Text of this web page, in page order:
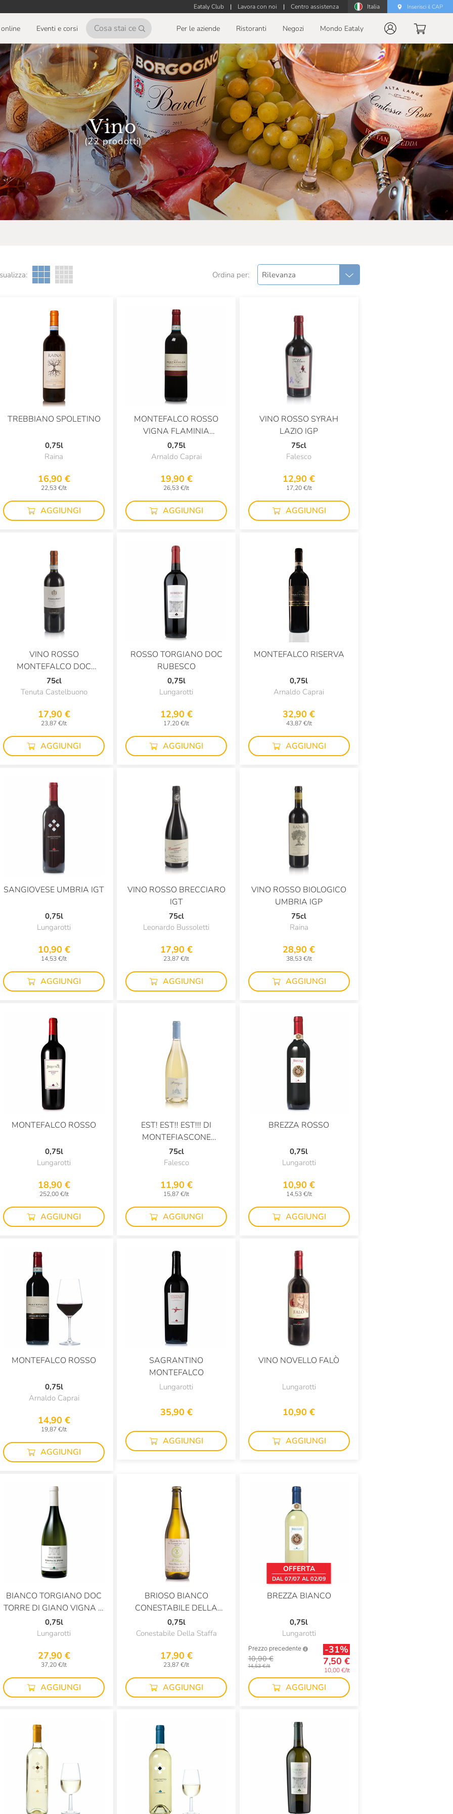
Eataly Club | Lavora con noi | Centro assistenza Italia Inserisci il CAP
Eventi e corsi Per le aziende Ristoranti Negozi Mondo Eataly
Vino
(22 prodotti)
Ordina per: Rilevanza
TREBBIANO SPOLETINO
0,75l
Raina
16,90 €
22,53 €/lt
AGGIUNGI
MONTEFALCO ROSSO
VIGNA FLAMINIA
MAREMMANA
0,75l
Arnaldo Caprai
19,90 €
26,53 €/lt
AGGIUNGI
VINO ROSSO SYRAH
LAZIO IGP
75cl
Falesco
12,90 €
17,20 €/lt
AGGIUNGI
VINO ROSSO
MONTEFALCO DOC
BIOLOGICO
75cl
Tenuta Castelbuono
17,90 €
23,87 €/lt
AGGIUNGI
ROSSO TORGIANO DOC
RUBESCO
0,75l
Lungarotti
12,90 €
17,20 €/lt
AGGIUNGI
MONTEFALCO RISERVA
0,75l
Arnaldo Caprai
32,90 €
43,87 €/lt
AGGIUNGI
SANGIOVESE UMBRIA IGT
0,75l
Lungarotti
10,90 €
14,53 €/lt
AGGIUNGI
VINO ROSSO BRECCIARO
IGT
75cl
Leonardo Bussoletti
17,90 €
23,87 €/lt
AGGIUNGI
VINO ROSSO BIOLOGICO
UMBRIA IGP
75cl
Raina
28,90 €
38,53 €/lt
AGGIUNGI
MONTEFALCO ROSSO
0,75l
Lungarotti
18,90 €
252,00 €/lt
AGGIUNGI
EST! EST!! EST!!! DI
MONTEFIASCONE
CLASSICO - DOP
75cl
Falesco
11,90 €
15,87 €/lt
AGGIUNGI
BREZZA ROSSO
0,75l
Lungarotti
10,90 €
14,53 €/lt
AGGIUNGI
MONTEFALCO ROSSO
0,75l
Arnaldo Caprai
14,90 €
19,87 €/lt
AGGIUNGI
SAGRANTINO
MONTEFALCO
Lungarotti
35,90 €
AGGIUNGI
VINO NOVELLO FALÒ
Lungarotti
10,90 €
AGGIUNGI
BIANCO TORGIANO DOC
TORRE DI GIANO VIGNA IL
PINO
0,75l
Lungarotti
27,90 €
37,20 €/lt
AGGIUNGI
BRIOSO BIANCO
CONESTABILE DELLA
STAFFA
0,75l
Conestabile Della Staffa
17,90 €
23,87 €/lt
AGGIUNGI
OFFERTA
DAL 07/07 AL 02/09
BREZZA BIANCO
0,75l
Lungarotti
Prezzo precedente
10,90 €
14,53 €/lt
-31%
7,50 €
10,00 €/lt
AGGIUNGI